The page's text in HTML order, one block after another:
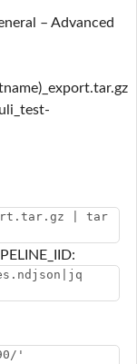
– Advanced
| tar
'